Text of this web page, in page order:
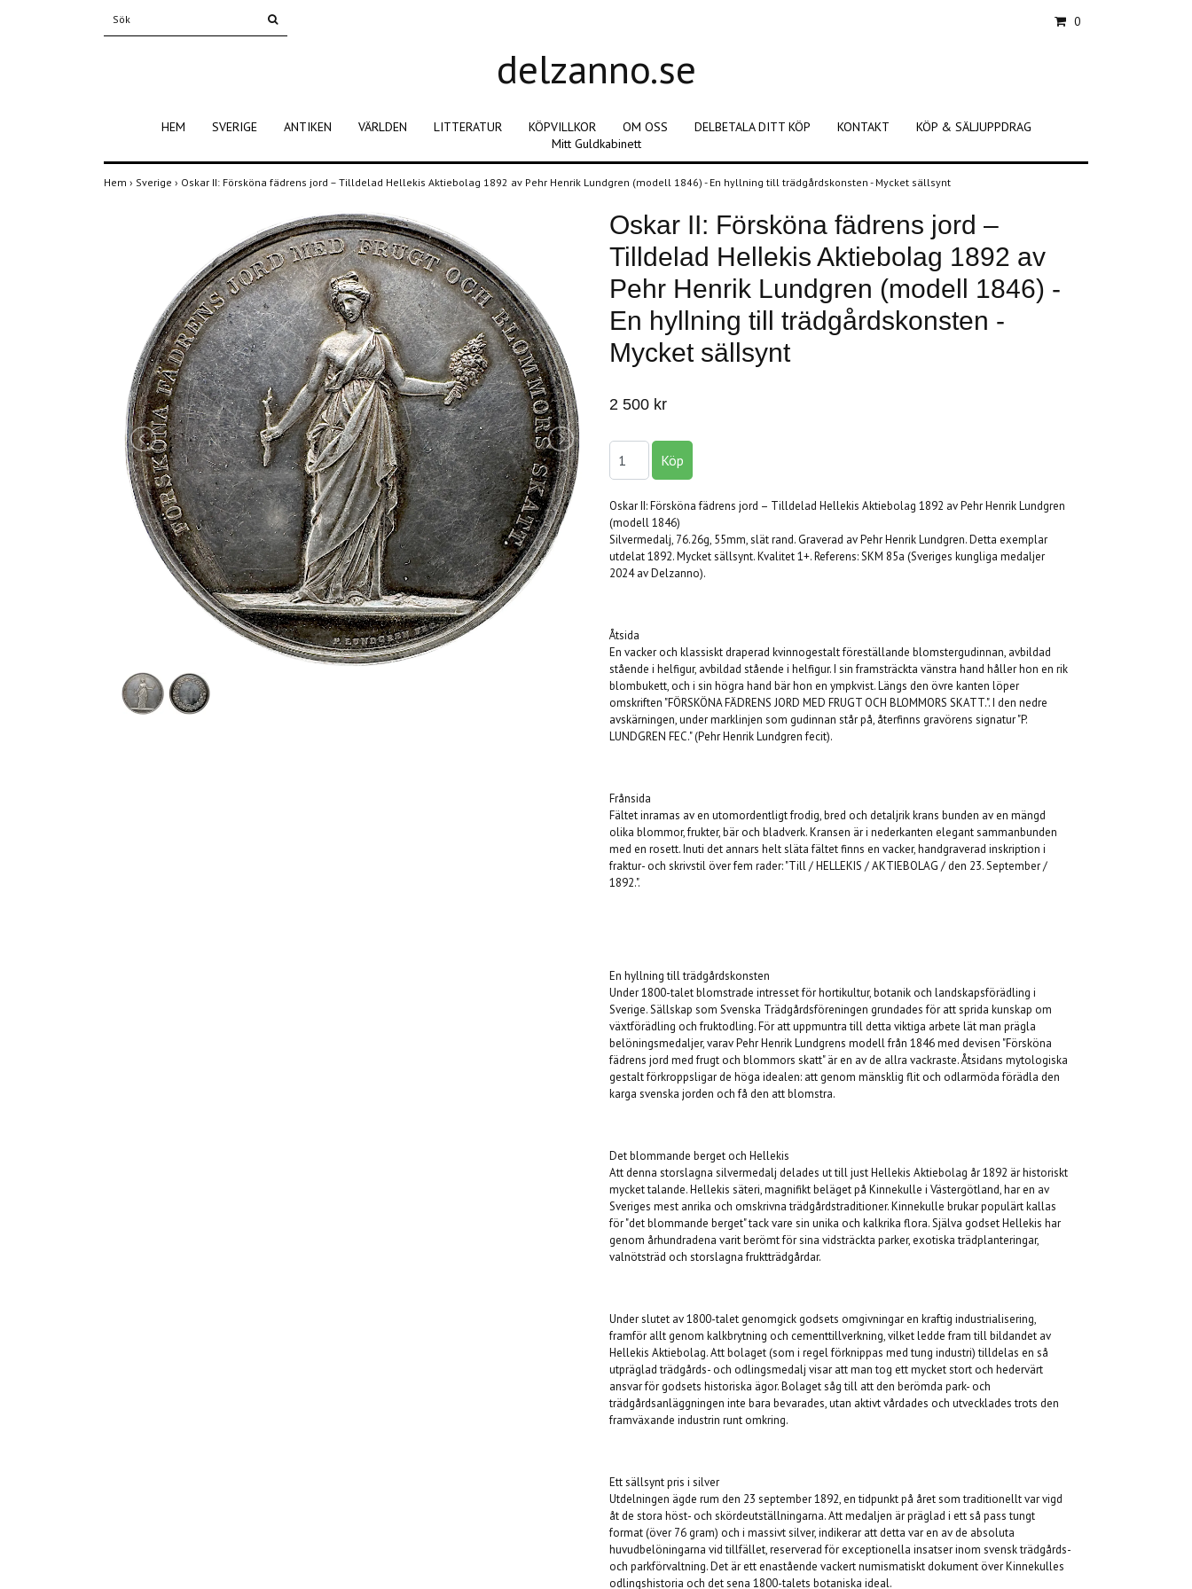
0
delzanno.se
HEM SVERIGE ANTIKEN VÄRLDEN LITTERATUR KÖPVILLKOR OM OSS DELBETALA DITT KÖP KONTAKT
KÖP & SÄLJUPPDRAG
Mitt Guldkabinett
Hem › Sverige › Oskar II: Försköna fädrens jord – Tilldelad Hellekis Aktiebolag 1892 av Pehr Henrik Lundgren (modell 1846) - En hyllning till trädgårdskonsten - Mycket sällsynt
Oskar II: Försköna fädrens jord –
Tilldelad Hellekis Aktiebolag 1892 av
Pehr Henrik Lundgren (modell 1846) -
En hyllning till trädgårdskonsten -
Mycket sällsynt
2 500 kr
Oskar II: Försköna fädrens jord – Tilldelad Hellekis Aktiebolag 1892 av Pehr Henrik Lundgren
(modell 1846)
Silvermedalj, 76.26g, 55mm, slät rand. Graverad av Pehr Henrik Lundgren. Detta exemplar
utdelat 1892. Mycket sällsynt. Kvalitet 1+. Referens: SKM 85a (Sveriges kungliga medaljer
2024 av Delzanno).
Åtsida
En vacker och klassiskt draperad kvinnogestalt föreställande blomstergudinnan, avbildad
stående i helfigur, avbildad stående i helfigur. I sin framsträckta vänstra hand håller hon en rik
blombukett, och i sin högra hand bär hon en ympkvist. Längs den övre kanten löper
omskriften "FÖRSKÖNA FÄDRENS JORD MED FRUGT OCH BLOMMORS SKATT.". I den nedre
avskärningen, under marklinjen som gudinnan står på, återfinns gravörens signatur "P.
LUNDGREN FEC." (Pehr Henrik Lundgren fecit).
Frånsida
Fältet inramas av en utomordentligt frodig, bred och detaljrik krans bunden av en mängd
olika blommor, frukter, bär och bladverk. Kransen är i nederkanten elegant sammanbunden
med en rosett. Inuti det annars helt släta fältet finns en vacker, handgraverad inskription i
fraktur- och skrivstil över fem rader: "Till / HELLEKIS / AKTIEBOLAG / den 23. September /
1892.".
En hyllning till trädgårdskonsten
Under 1800-talet blomstrade intresset för hortikultur, botanik och landskapsförädling i
Sverige. Sällskap som Svenska Trädgårdsföreningen grundades för att sprida kunskap om
växtförädling och fruktodling. För att uppmuntra till detta viktiga arbete lät man prägla
belöningsmedaljer, varav Pehr Henrik Lundgrens modell från 1846 med devisen "Försköna
fädrens jord med frugt och blommors skatt" är en av de allra vackraste. Åtsidans mytologiska
gestalt förkroppsligar de höga idealen: att genom mänsklig flit och odlarmöda förädla den
karga svenska jorden och få den att blomstra.
Det blommande berget och Hellekis
Att denna storslagna silvermedalj delades ut till just Hellekis Aktiebolag år 1892 är historiskt
mycket talande. Hellekis säteri, magnifikt beläget på Kinnekulle i Västergötland, har en av
Sveriges mest anrika och omskrivna trädgårdstraditioner. Kinnekulle brukar populärt kallas
för "det blommande berget" tack vare sin unika och kalkrika flora. Själva godset Hellekis har
genom århundradena varit berömt för sina vidsträckta parker, exotiska trädplanteringar,
valnötsträd och storslagna fruktträdgårdar.
Under slutet av 1800-talet genomgick godsets omgivningar en kraftig industrialisering,
framför allt genom kalkbrytning och cementtillverkning, vilket ledde fram till bildandet av
Hellekis Aktiebolag. Att bolaget (som i regel förknippas med tung industri) tilldelas en så
utpräglad trädgårds- och odlingsmedalj visar att man tog ett mycket stort och hedervärt
ansvar för godsets historiska ägor. Bolaget såg till att den berömda park- och
trädgårdsanläggningen inte bara bevarades, utan aktivt vårdades och utvecklades trots den
framväxande industrin runt omkring.
Ett sällsynt pris i silver
Utdelningen ägde rum den 23 september 1892, en tidpunkt på året som traditionellt var vigd
åt de stora höst- och skördeutställningarna. Att medaljen är präglad i ett så pass tungt
format (över 76 gram) och i massivt silver, indikerar att detta var en av de absoluta
huvudbelöningarna vid tillfället, reserverad för exceptionella insatser inom svensk trädgårds-
och parkförvaltning. Det är ett enastående vackert numismatiskt dokument över Kinnekulles
odlingshistoria och det sena 1800-talets botaniska ideal.